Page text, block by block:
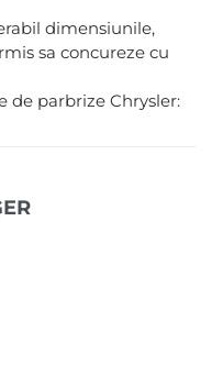
dimensiunile,
sa concureze cu
de parbrize Chrysler: